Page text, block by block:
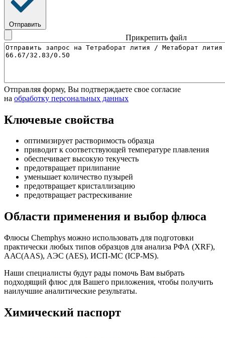
Отправить
Прикрепить файл
Отправляя форму, Вы подтверждаете свое согласие
на обработку персональных данных
Ключевые свойства
оптимизирует растворимость образца
приводит к соответствующей температуре плавления
обеспечивает высокую текучесть
предотвращает прилипание
уменьшает количество пузырей
предотвращает кристаллизацию
предотвращает растрескивание
Области применения и выбор флюса
Флюсы Chemphys можно использовать для подготовки
практически любых типов образцов для анализа РФА (XRF),
ААС(AAS), АЭС (AES), ИСП-МС (ICP-MS).
Наши специалисты будут рады помочь Вам выбрать
подходящий флюс для Вашего приложения, чтобы получить
наилучшие аналитические результаты.
Химический паспорт